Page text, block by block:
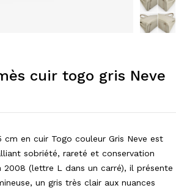
cuir togo gris Neve
cm en cuir Togo couleur Gris Neve est
sobriété, rareté et conservation
2008 (lettre L dans un carré), il présente
un gris très clair aux nuances